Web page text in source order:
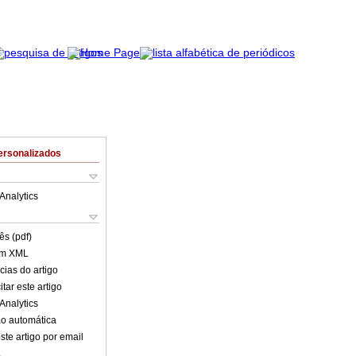
(pdf)
XML
do artigo
este artigo
automática
artigo por email